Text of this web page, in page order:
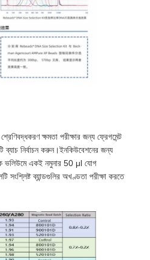
ক্ষমতা পরীক্ষার জন্য ফ্রেগমেন্ট
ব্যাচ নির্বাচন করুন।ইনকিউবেশনের জন্য
ভলিউমে একই নমুনার 50 μl যোগ
সংশ্লিষ্ট ব্যান্ডগুলির অখণ্ডতা পরীক্ষা করতে